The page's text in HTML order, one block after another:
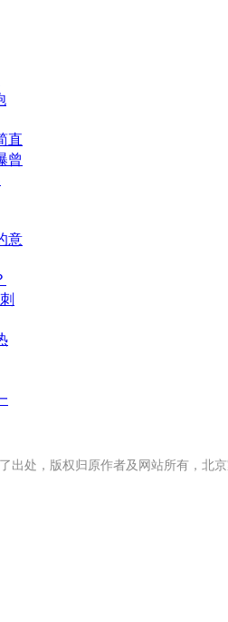
直
曾
意
出处，版权归原作者及网站所有，北